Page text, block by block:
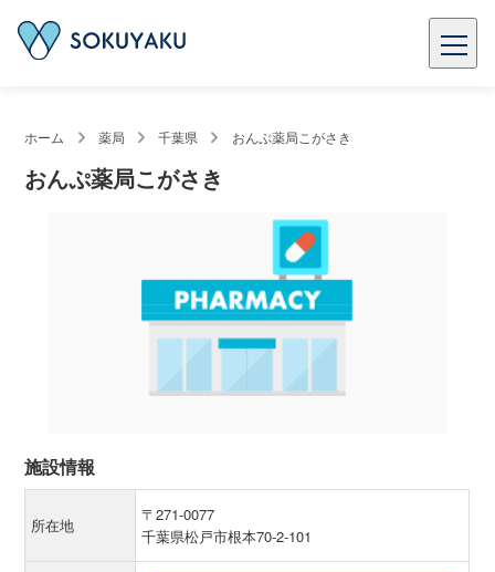
ホーム 薬局 千葉県 おんぷ薬局こがさき
おんぷ薬局こがさき
施設情報
所在地
〒271-0077
千葉県松戸市根本70-2-101